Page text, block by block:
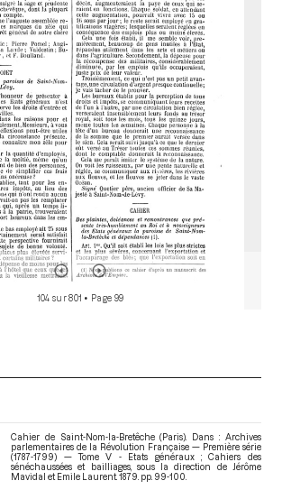
104 sur 801 • Page 99
Cahier de Saint-Nom-la-Bretêche (Paris). Dans : Archives
parlementaires de la Révolution Française — Première série
(1787-1799) — Tome V - Etats généraux ; Cahiers des
sénéchaussées et bailliages, sous la direction de Jérôme
Mavidal et Emile Laurent. 1879. pp. 99-100.